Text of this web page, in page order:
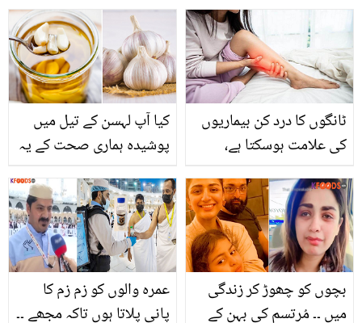
دیکھیں
اختتام پر لوگ توقیر کے
کردار سے ناراض کیوں؟
کیا آپ لہسن کے تیل میں
پوشیدہ ہماری صحت کے یہ
ٹانگوں کا درد کن بیماریوں
کی علامت ہوسکتا ہے،
عمرہ والوں کو زم زم کا
پانی پلاتا ہوں تاکہ مجھے ۔۔
بچوں کو چھوڑ کر زندگی
میں ۔۔ مُرتسم کی بہن کے